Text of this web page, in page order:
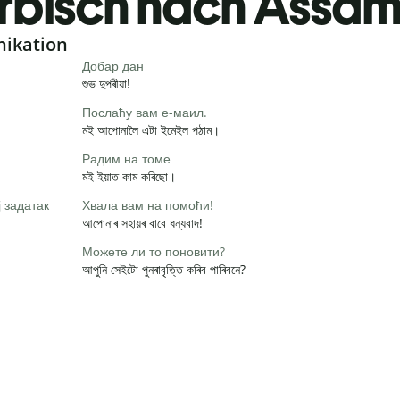
Добар дан
শুভ দুপৰীয়া!
Послаћу вам е-маил.
মই আপোনালৈ এটা ইমেইল পঠাম।
Радим на томе
মই ইয়াত কাম কৰিছো।
Хвала вам на помоћи!
আপোনাৰ সহায়ৰ বাবে ধন্যবাদ!
Можете ли то поновити?
আপুনি সেইটো পুনৰাবৃত্তি কৰিব পাৰিবনে?